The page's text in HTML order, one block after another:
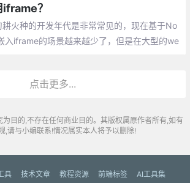
？
火种的开发年代是非常常见的，现在基于No
入iframe的场景越来越少了，但是在大型的we
点击更多...
目的,不存在任何商业目的。其版权属原作者所有,如有
,请与小编联系!情况属实本人将予以删除!
具 技术文章 教程资源 前端标签 AI工具集